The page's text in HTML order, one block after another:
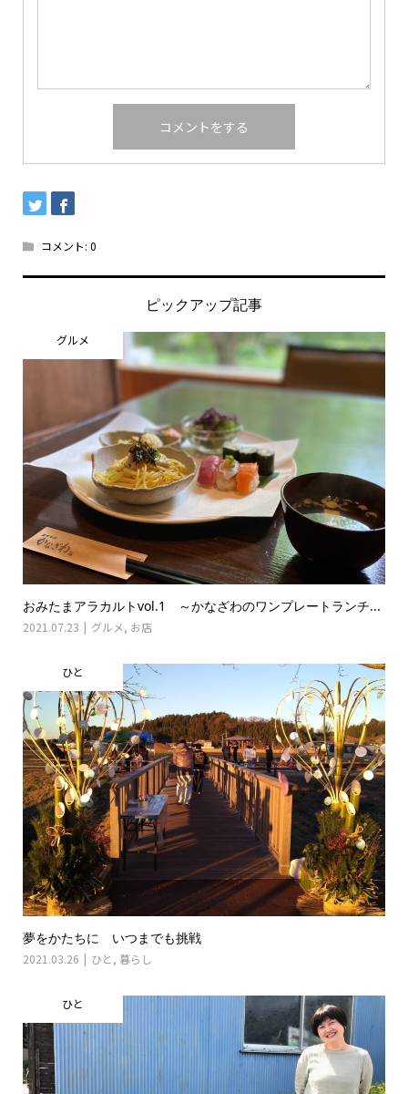
コメント: 0
ピックアップ記事
グルメ
おみたまアラカルトvol.1 ～かなざわのワンプレートランチ...
2021.07.23 グルメ, お店
ひと
夢をかたちに いつまでも挑戦
2021.03.26 ひと , 暮らし
ひと